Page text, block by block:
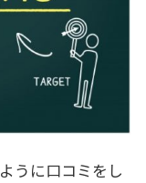
うに口コミをし